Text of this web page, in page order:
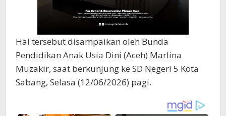
Hal tersebut disampaikan oleh Bunda
Pendidikan Anak Usia Dini (Aceh) Marlina
Muzakir, saat berkunjung ke SD Negeri 5 Kota
Sabang, Selasa (12/06/2026) pagi.